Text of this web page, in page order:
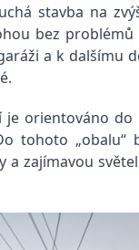
stavba na
bez problémů
a k dalšímu
je orientováno
tohoto „obalu“
zajímavou